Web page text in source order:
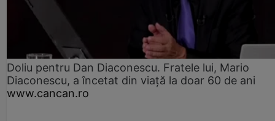
Doliu pentru Dan Diaconescu. Fratele lui, Mario
Diaconescu, a încetat din viață la doar 60 de ani
www.cancan.ro